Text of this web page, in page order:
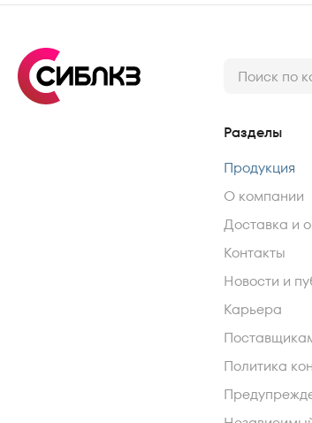
Разделы
Продукция
О компании
Доставка и
Контакты
Новости и
Карьера
Политика